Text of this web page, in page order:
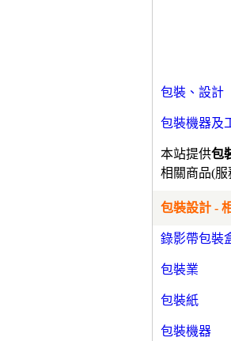
包裝、設計
包裝機器及
本站提供包
相關商品(服
包裝設計 -
錄影帶包裝
包裝業
包裝紙
包裝機器